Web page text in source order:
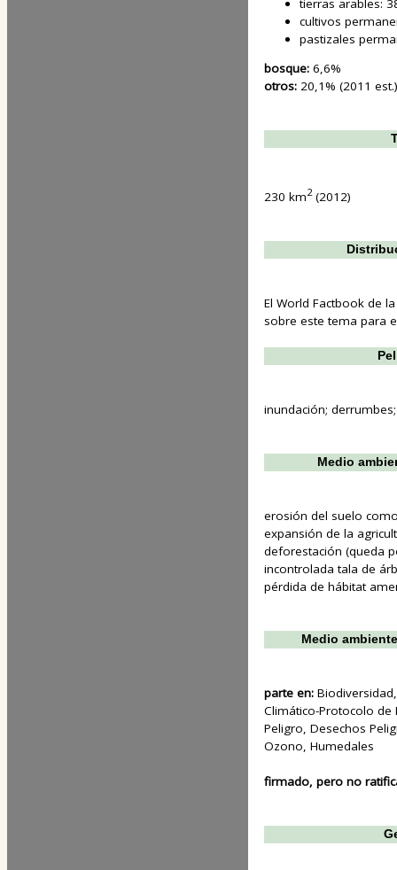
tierras arables:
cultivos
pastizales
bosque: 6,6%
otros: 20,1% (2011 est.)
230 km2(2012)
El World Factbook de
sobre este tema para
inundación;
Medio
erosión del suelo
expansión de la
deforestación (queda
incontrolada tala de
pérdida de hábitat
Medio
parte en:
Climático-Protocolo de
Peligro, Desechos
Ozono, Humedales
firmado, pero no